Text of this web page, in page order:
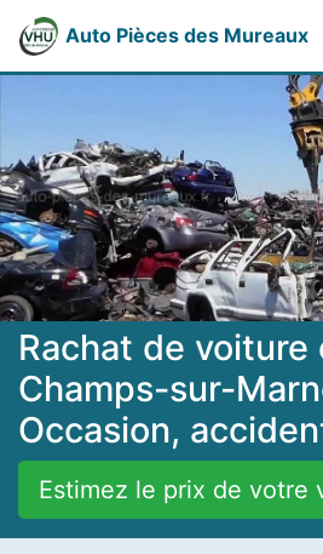
Auto Pièces des Mureaux
Rachat de voiture
Champs-sur-
Occasion,
Estimez le prix de votre